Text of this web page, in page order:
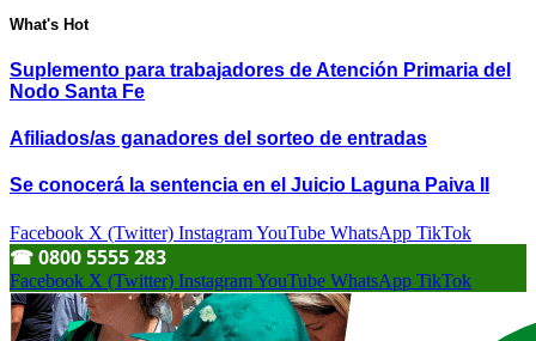
What's Hot
Suplemento para trabajadores de Atención Primaria del
Nodo Santa Fe
Afiliados/as ganadores del sorteo de entradas
Se conocerá la sentencia en el Juicio Laguna Paiva II
Facebook X (Twitter) InstagramYouTube WhatsApp TikTok
☎︎ 0800 5555 283
Facebook X (Twitter) InstagramYouTube WhatsApp TikTok